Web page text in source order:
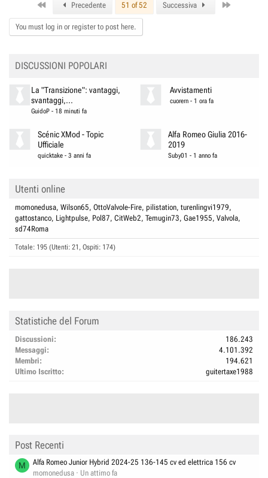
Precedente 51 of 52 Successiva
You must log in or register to post here.
DISCUSSIONI POPOLARI
La "Transizione": vantaggi,
svantaggi,...
GuidoP- 18 minuti fa
Avvistamenti
cuorern - 1 ora fa
Scénic XMod - Topic
Ufficiale
quicktake -3 anni fa
Alfa Romeo Giulia 2016-
2019
Suby01 - 1 anno fa
Utenti online
momonedusa Wilson65 OttoValvole-Fire pilistation turenlingvi1979
gattostanco Lightpulse Pol87 CitWeb2 Temugin73 Gae1955 Valvola
sd74Roma
Totale: 195 (Utenti: 21, Ospiti: 174)
Statistiche del Forum
Discussioni
186.243
Messaggi
4.101.392
Membri
194.621
Ultimo Iscritto
guitertaxe1988
Post Recenti
M
Alfa Romeo Junior Hybrid 2024-25 136-145 cv ed elettrica 156 cv
momonedusa
Un attimo fa